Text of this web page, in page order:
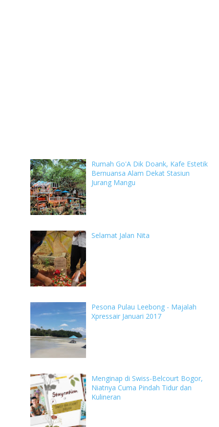
Rumah Go'A Dik Doank, Kafe Estetik
Bernuansa Alam Dekat Stasiun
Jurang Mangu
Selamat Jalan Nita
Pesona Pulau Leebong - Majalah
Xpressair Januari 2017
Menginap di Swiss-Belcourt Bogor,
Niatnya Cuma Pindah Tidur dan
Kulineran